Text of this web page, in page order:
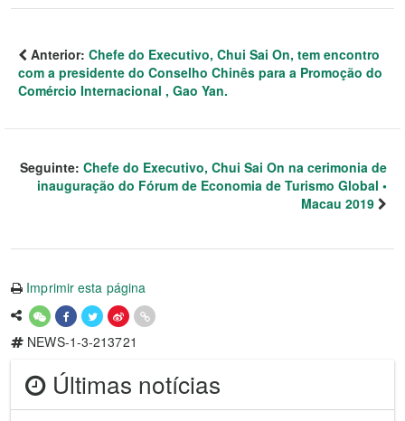
Anterior: Chefe do Executivo, Chui Sai On, tem encontro
com a presidente do Conselho Chinês para a Promoção do
Comércio Internacional , Gao Yan.
Seguinte: Chefe do Executivo, Chui Sai On na cerimonia de
inauguração do Fórum de Economia de Turismo Global •
Macau 2019
Imprimir esta página
NEWS-1-3-213721
Últimas notícias